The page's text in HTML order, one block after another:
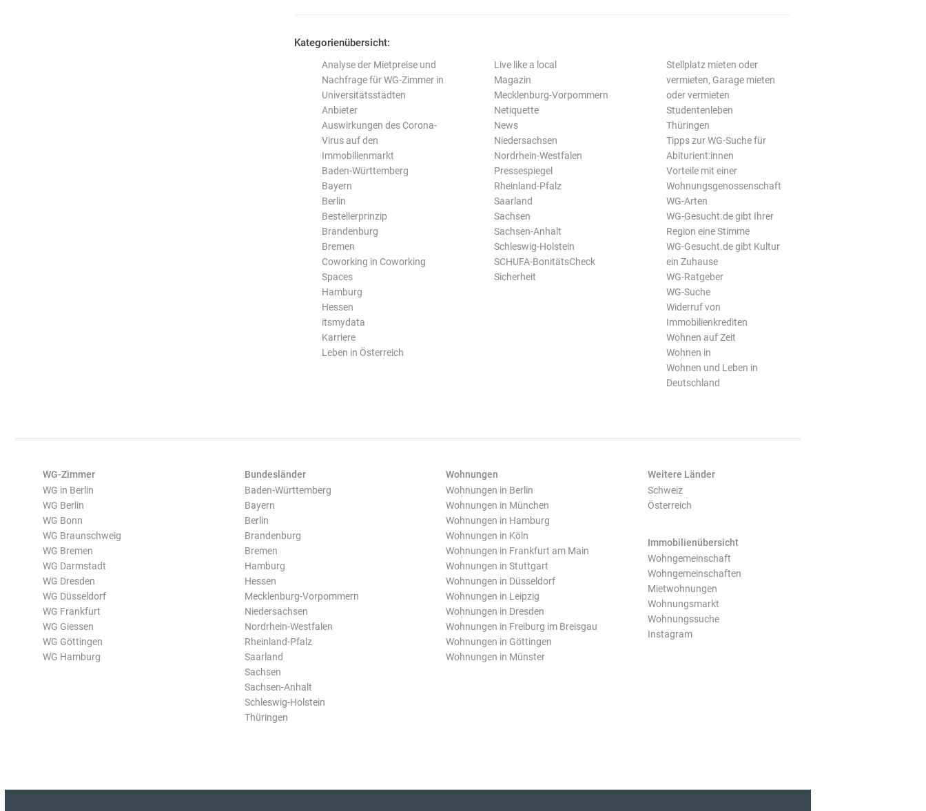
Kategorienübersicht:
Analyse der Mietpreise und
Nachfrage für WG-Zimmer in
Universitätsstädten
Anbieter
Auswirkungen des Corona-
Virus auf den
Immobilienmarkt
Baden-Württemberg
Bayern
Berlin
Bestellerprinzip
Brandenburg
Bremen
Coworking in Coworking
Spaces
Hamburg
Hessen
itsmydata
Karriere
Leben in Österreich
Live like a local
Magazin
Mecklenburg-Vorpommern
Netiquette
News
Niedersachsen
Nordrhein-Westfalen
Pressespiegel
Rheinland-Pfalz
Saarland
Sachsen
Sachsen-Anhalt
Schleswig-Holstein
SCHUFA-BonitätsCheck
Sicherheit
Stellplatz mieten oder
vermieten, Garage mieten
oder vermieten
Studentenleben
Thüringen
Tipps zur WG-Suche für
Abiturient:innen
Vorteile mit einer
Wohnungsgenossenschaft
WG-Arten
WG-Gesucht.de gibt Ihrer
Region eine Stimme
WG-Gesucht.de gibt Kultur
ein Zuhause
WG-Ratgeber
WG-Suche
Widerruf von
Immobilienkrediten
Wohnen auf Zeit
Wohnen in
Wohnen und Leben in
Deutschland
WG-Zimmer
WG in Berlin
WG Berlin
WG Bonn
WG Braunschweig
WG Bremen
WG Darmstadt
WG Dresden
WG Düsseldorf
WG Frankfurt
WG Giessen
WG Göttingen
WG Hamburg
Bundesländer
Baden-Württemberg
Bayern
Berlin
Brandenburg
Bremen
Hamburg
Hessen
Mecklenburg-Vorpommern
Niedersachsen
Nordrhein-Westfalen
Rheinland-Pfalz
Saarland
Sachsen
Sachsen-Anhalt
Schleswig-Holstein
Thüringen
Wohnungen
Wohnungen in Berlin
Wohnungen in München
Wohnungen in Hamburg
Wohnungen in Köln
Wohnungen in Frankfurt am Main
Wohnungen in Stuttgart
Wohnungen in Düsseldorf
Wohnungen in Leipzig
Wohnungen in Dresden
Wohnungen in Freiburg im Breisgau
Wohnungen in Göttingen
Wohnungen in Münster
Weitere Länder
Schweiz
Österreich
Immobilienübersicht
Wohngemeinschaft
Wohngemeinschaften
Mietwohnungen
Wohnungsmarkt
Wohnungssuche
Instagram